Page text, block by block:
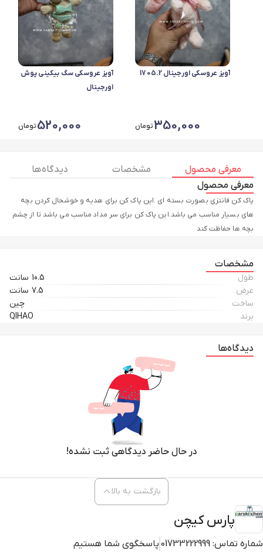
آویز عروسکی اورجینال 1705.2
350,000تومان
آویز عروسکی سگ بیکینی پوش
اورجینال
520,000تومان
معرفی محصول مشخصات
دیدگاه ها
معرفی محصول
پاک کن فانتزی بصورت بسته ای .این پاک کن برای هدیه و خوشحال کردن بچه
های بسیار مناسب می باشد.این پاک کن برای سر مداد مناسب می باشد تا از چشم
بچه ها حفاظت کند
مشخصات
طول
10.5 سانت
عرض
7.5 سانت
ساخت
چین
برند
QIHAO
دیدگاه‌ها
در حال حاضر دیدگاهی ثبت نشده!
پارس کیچن
شماره تماس: 01733222999 پاسخگوی شما هستیم
بازگشت به بالا